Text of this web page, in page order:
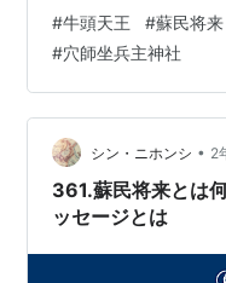
坐兵主神社）奈良県
position.com 荒ぶる牛
奈良県公式ホームペ
館館長・籔内佐斗司
いへん興味深い内容
#牛頭天王 #蘇民将来
#穴師坐兵主神社
シン・ニホンシ • 2
361.蘇民将来とは
ッセージとは